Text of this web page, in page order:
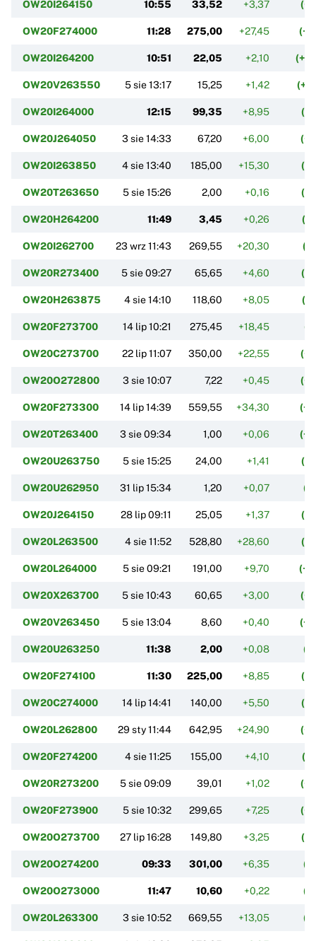
OW20I264150 10:55 33,52 +3,37
OW20F274000 11:28 275,00 +27,45
OW20I264200 10:51 22,05 +2,10
OW20V263550 5 sie 13:17 15,25 +1,42
OW20I264000 12:15 99,35 +8,95
OW20J264050 3 sie 14:33 67,20 +6,00
OW20I263850 4 sie 13:40 185,00 +15,30
OW20T263650 5 sie 15:26 2,00 +0,16
OW20H264200 11:49 3,45 +0,26
OW20I262700 23 wrz 11:43 269,55 +20,30
OW20R273400 5 sie 09:27 65,65 +4,60
OW20H263875 4 sie 14:10 118,60 +8,05
OW20F273700 14 lip 10:21 275,45 +18,45
OW20C273700 22 lip 11:07 350,00 +22,55
OW20O272800 3 sie 10:07 7,22 +0,45
OW20F273300 14 lip 14:39 559,55 +34,30
OW20T263400 3 sie 09:34 1,00 +0,06
OW20U263750 5 sie 15:25 24,00 +1,41
OW20U262950 31 lip 15:34 1,20 +0,07
OW20J264150 28 lip 09:11 25,05 +1,37
OW20L263500 4 sie 11:52 528,80 +28,60
OW20L264000 5 sie 09:21 191,00 +9,70
OW20X263700 5 sie 10:43 60,65 +3,00
OW20V263450 5 sie 13:04 8,60 +0,40
OW20U263250 11:38 2,00 +0,08
OW20F274100 11:30 225,00 +8,85
OW20C274000 14 lip 14:41 140,00 +5,50
OW20L262800 29 sty 11:44 642,95 +24,90
OW20F274200 4 sie 11:25 155,00 +4,10
OW20R273200 5 sie 09:09 39,01 +1,02
OW20F273900 5 sie 10:32 299,65 +7,25
OW20O273700 27 lip 16:28 149,80 +3,25
OW20O274200 09:33 301,00 +6,35
OW20O273000 11:47 10,60 +0,22
OW20L263300 3 sie 10:52 669,55 +13,05